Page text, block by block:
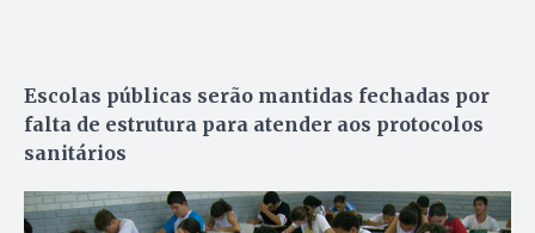
Escolas públicas serão mantidas fechadas por
falta de estrutura para atender aos protocolos
sanitários